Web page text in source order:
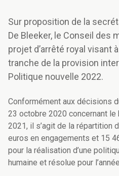
Sur proposition de la
De Bleeker, le Conseil des
projet d’arrêté royal visant
tranche de la provision
Politique nouvelle 2022.
Conformément aux décisions
23 octobre 2020 concernant
2021, il s’agit de la répartition
euros en engagements et 15
pour la réalisation d’une
humaine et résolue pour